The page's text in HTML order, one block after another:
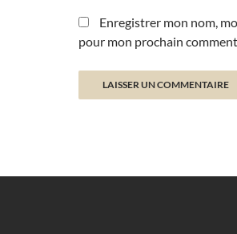
Enregistrer mon nom,
pour mon prochain